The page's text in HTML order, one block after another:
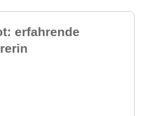
erfahrende